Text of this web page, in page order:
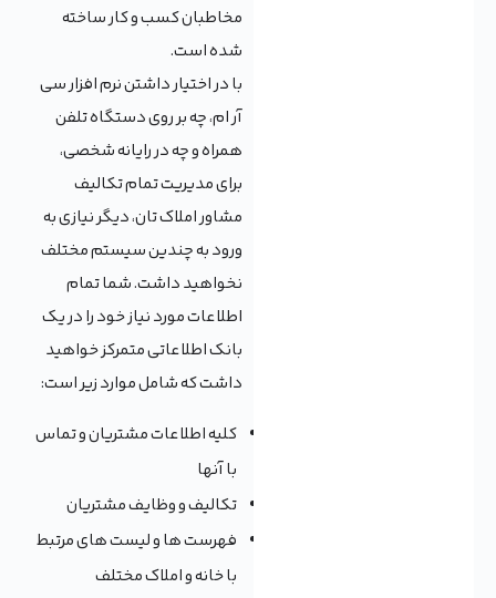
مخاطبان کسب و کار ساخته
شده است.
با در اختیار داشتن نرم افزار سی
آر ام، چه بر روی دستگاه تلفن
همراه و چه در رایانه شخصی،
برای مدیریت تمام تکالیف
مشاور املاک تان، دیگر نیازی به
ورود به چندین سیستم مختلف
نخواهید داشت. شما تمام
اطلاعات مورد نیاز خود را در یک
بانک اطلاعاتی متمرکز خواهید
داشت که شامل موارد زیر است:
کلیه اطلاعات مشتریان و تماس
با آنها
تکالیف و وظایف مشتریان
فهرست ها و لیست های مرتبط
با خانه و املاک مختلف